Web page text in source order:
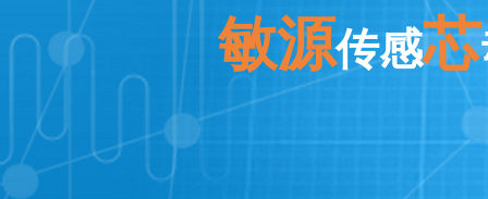
敏源传感芯